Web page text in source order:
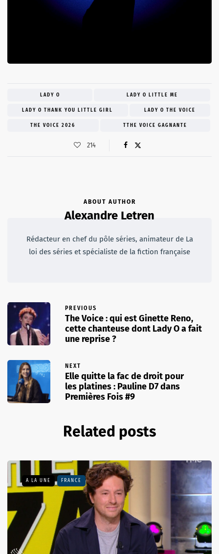
LADY O LADY O LITTLE ME
LADY O THANK YOU LITTLE GIRL LADY O THE VOICE
THE VOICE 2026 TTHE VOICE GAGNANTE
214
ABOUT AUTHOR
Alexandre Letren
Rédacteur en chef du pôle séries, animateur de La
loi des séries et spécialiste de la fiction française
PREVIOUS
The Voice : qui est Ginette Reno,
cette chanteuse dont Lady O a fait
une reprise ?
NEXT
Elle quitte la fac de droit pour
les platines : Pauline D7 dans
Premières Fois #9
Related posts
A LA UNE FRANCE